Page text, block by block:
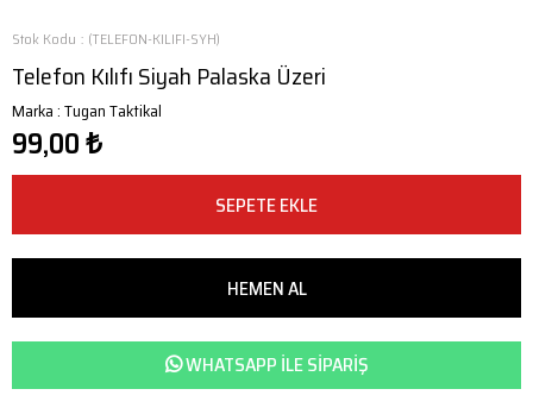
Stok Kodu (TELEFON-KILIFI-SYH)
Telefon Kılıfı Siyah Palaska Üzeri
Marka:Tugan Taktikal
99,00 ₺
WHATSAPP ILE SIPARIŞ